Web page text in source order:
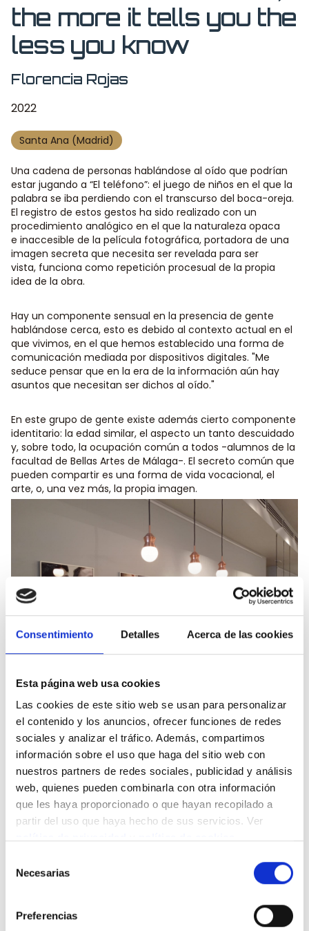
Consentimiento Detalles Acerca de las cookies
Esta página web usa cookies
Las cookies de este sitio web se usan para personalizar
el contenido y los anuncios, ofrecer funciones de redes
sociales y analizar el tráfico. Además, compartimos
información sobre el uso que haga del sitio web con
nuestros partners de redes sociales, publicidad y análisis
web, quienes pueden combinarla con otra información
que les haya proporcionado o que hayan recopilado a
partir del uso que haya hecho de sus servicios. Ver
Necesarias
Preferencias
the more it tells you the
less you know
Florencia Rojas
2022
Santa Ana (Madrid)
Una cadena de personas hablándose al oído que podrían
estar jugando a “El teléfono”: el juego de niños en el que la
palabra se iba perdiendo con el transcurso del boca-oreja.
El registro de estos gestos ha sido realizado con un
procedimiento analógico en el que la naturaleza opaca
e inaccesible de la película fotográfica, portadora de una
imagen secreta que necesita ser revelada para ser
vista, funciona como repetición procesual de la propia
idea de la obra.
Hay un componente sensual en la presencia de gente
hablándose cerca, esto es debido al contexto actual en el
que vivimos, en el que hemos establecido una forma de
comunicación mediada por dispositivos digitales. "Me
seduce pensar que en la era de la información aún hay
asuntos que necesitan ser dichos al oído."
En este grupo de gente existe además cierto componente
identitario: la edad similar, el aspecto un tanto descuidado
y, sobre todo, la ocupación común a todos -alumnos de la
facultad de Bellas Artes de Málaga-. El secreto común que
pueden compartir es una forma de vida vocacional, el
arte, o, una vez más, la propia imagen.